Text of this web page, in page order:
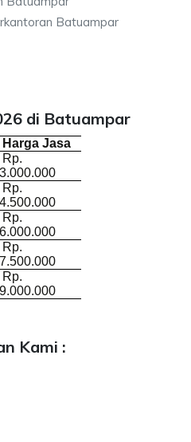
Batuampar
di Batuampar
Harga Jasa
Rp.
3.000.000
Rp.
4.500.000
Rp.
6.000.000
Rp.
7.500.000
Rp.
9.000.000
Kami :